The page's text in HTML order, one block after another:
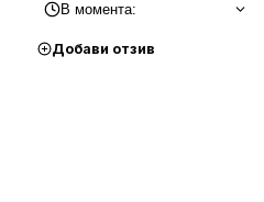
В момента:
Добави отзив